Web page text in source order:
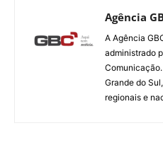
Agência
A Agência
administrado
Grande do
regionais e